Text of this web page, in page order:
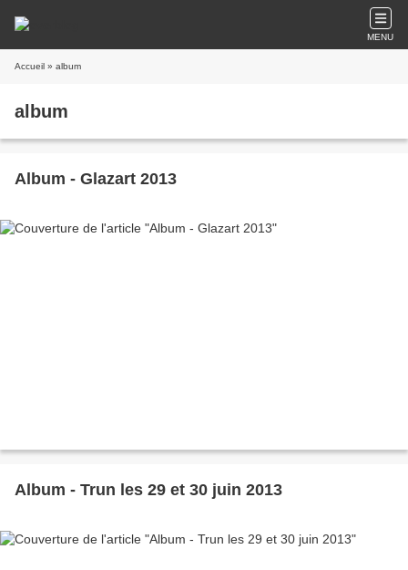
MENU
Accueil » album
album
Album - Glazart 2013
Album - Trun les 29 et 30 juin 2013